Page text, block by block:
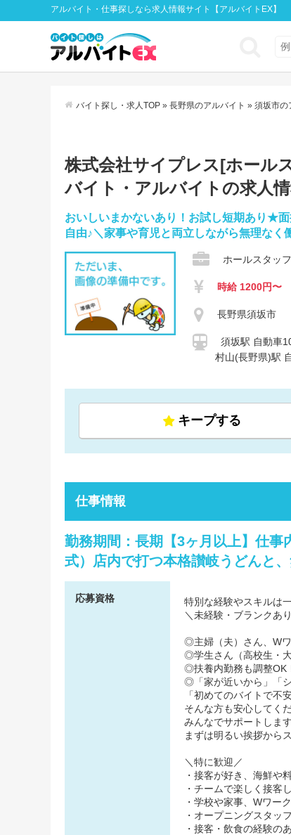
アルバイト・仕事探しなら求人情報サイト【アルバイトEX】
バイト探し・求人TOP » 長野県のアルバイト » 須坂市の
株式会社サイプレス[ホール
バイト・アルバイトの求人
おいしいまかないあり！お試し短期あり★
自由♪＼家事や育児と両立しながら無理なく
ホールスタッ
時給 1200円〜
長野県須坂市
須坂駅 自動車
村山(長野県)駅
キープする
仕事情報
勤務期間：長期【3ヶ月以上】仕
式）店内で打つ本格讃岐うどんと
応募資格
特別な経験やスキルは
＼未経験・ブランクあ
◎主婦（夫）さん、W
◎学生さん（高校生・
◎扶養内勤務も調整OK
◎「家が近いから」「
「初めてのバイトで不
そんな方も安心してくだ
みんなでサポートします
まずは明るい挨拶から
＼特に歓迎／
・接客が好き、海鮮や
・チームで楽しく接客
・学校や家事、Wワー
・オープニングスタッ
・接客・飲食の経験の